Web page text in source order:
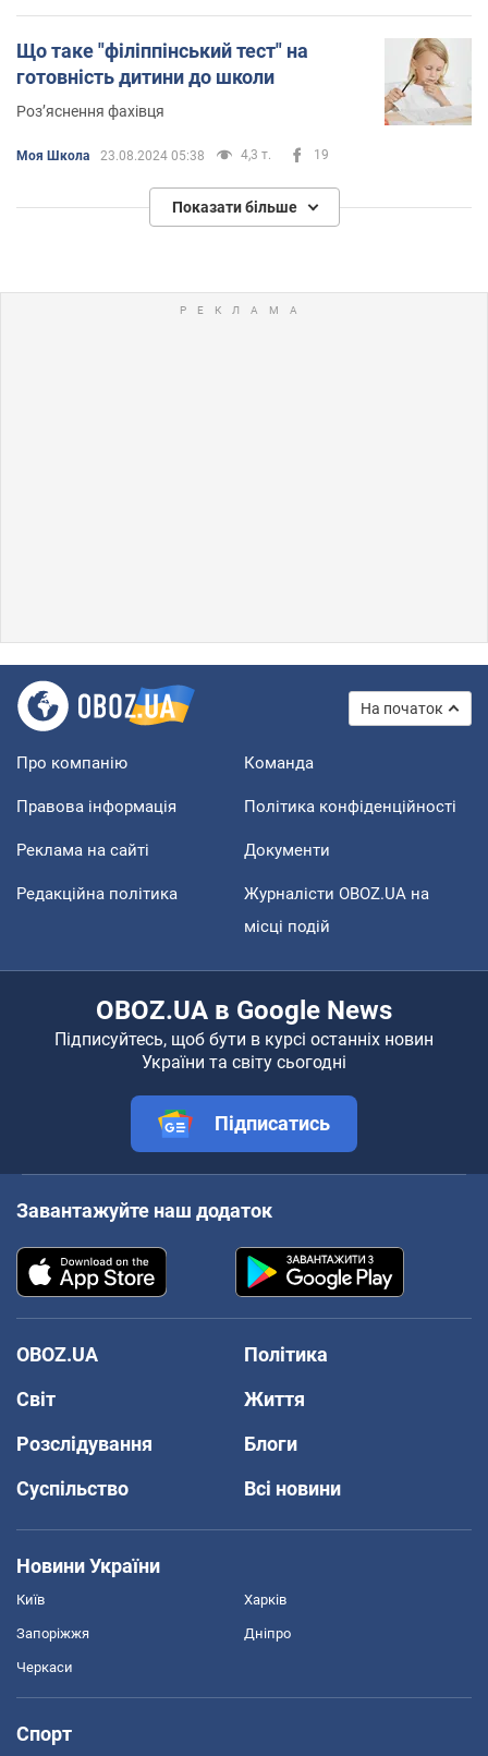
Що таке "філіппінський тест" на
готовність дитини до школи
Розʼяснення фахівця
Моя Школа 23.08.2024 05:38 4,3 т. 19
Показати більше
На початок
Про компанію Команда
Правова інформація Політика конфіденційності
Реклама на сайті Документи
Редакційна політика
Журналісти OBOZ.UA на
місці подій
OBOZ.UA в Google News
Підписуйтесь, щоб бути в курсі останніх новин
України та світу сьогодні
Підписатись
Завантажуйте наш додаток
OBOZ.UA
Політика
Світ
Життя
Розслідування
Блоги
Суспільство
Всі новини
Новини України
Київ Харків
Запоріжжя Дніпро
Черкаси
Спорт